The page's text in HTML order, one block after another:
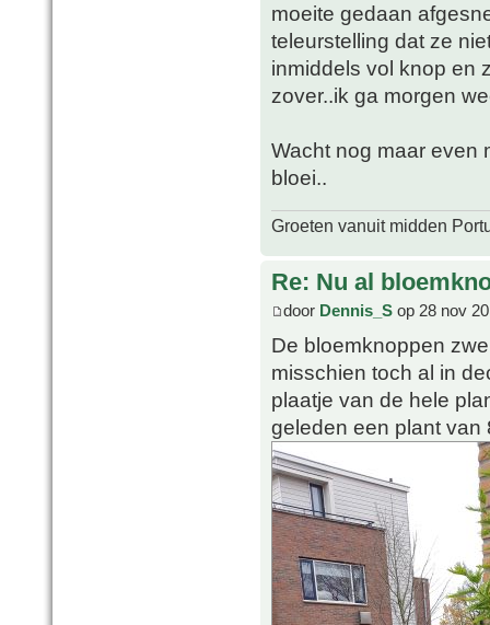
moeite gedaan
teleurstelling dat ze
inmiddels vol knop en
zover..ik ga morgen
Wacht nog maar even
bloei..
Groeten vanuit midden
Re: Nu al
door Dennis_S op 28 nov
De bloemknoppen
misschien toch al in
plaatje van de hele
geleden een plant van